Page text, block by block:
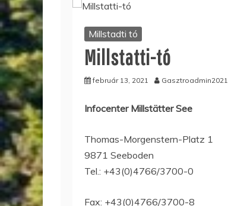
Millstadti tó
Millstatti-tó
február 13, 2021 Gasztroadmin2021
Infocenter Millstätter See
Thomas-Morgenstern-Platz 1
9871 Seeboden
Tel.: +43(0)4766/3700-0
Fax: +43(0)4766/3700-8